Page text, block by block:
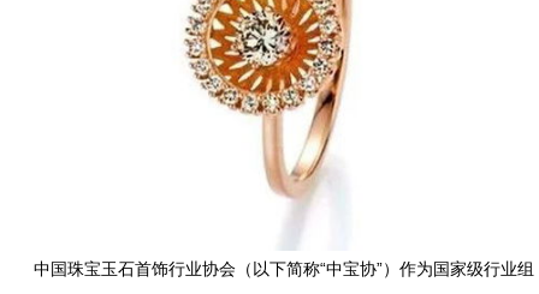
中国珠宝玉石首饰行业协会（以下简称“中宝协”）作为国家级行业组